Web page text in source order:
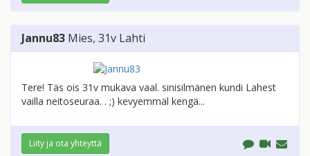
Jannu83 Mies, 31v Lahti
Tere! Täs ois 31v mukava vaal. sinisilmänen kundi Lahest
vailla neitoseuraa. . ;) kevyemmäl kengä...
Liity ja ota yhteyttä